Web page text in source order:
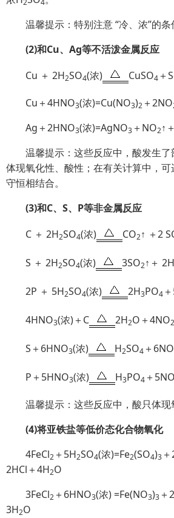
2 4
温馨提示：特别注意 “冷、浓”的条
(2)和Cu、Ag等不活泼金属反应
Cu ＋ 2H2SO4(浓) CuSO4 ＋
Cu＋4HNO3(浓)=Cu(NO3)2 ＋2NO
Ag＋2HNO3(浓)=AgNO3 ＋NO2↑
温馨提示：这些反应中，酸发生
体现氧化性、酸性；在有关计算中，
守恒相结合。
(3)和C、S、P等非金属反应
C ＋ 2H2SO4(浓) CO2↑ ＋2
S ＋ 2H2SO4(浓) 3SO2↑＋ 2H
2P ＋ 5H2SO4(浓) 2H3PO4
4HNO3(浓)＋C 2H2O＋4NO2
S＋6HNO3(浓) H2SO4 ＋6NO
P＋5HNO3(浓) H3PO4 ＋5NO
温馨提示：这些反应中，酸只体现
(4)将亚铁盐等低价态化合物氧化
4FeCl2 ＋5H2SO4(浓)=Fe2(SO4)3
2HCl＋4H2O
3FeCl2 ＋6HNO3(浓) =Fe(NO3)3 ＋
3H2O